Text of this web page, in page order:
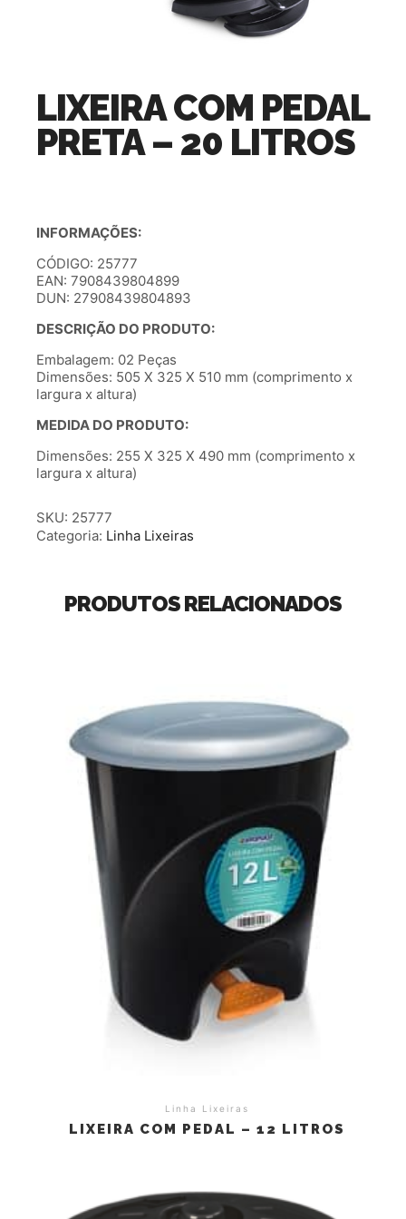
LIXEIRA COM PEDAL
PRETA – 20 LITROS
INFORMAÇÕES:
CÓDIGO: 25777
EAN: 7908439804899
DUN: 27908439804893
DESCRIÇÃO DO PRODUTO:
Embalagem: 02 Peças
Dimensões: 505 X 325 X 510 mm (comprimento x
largura x altura)
MEDIDA DO PRODUTO:
Dimensões: 255 X 325 X 490 mm (comprimento x
largura x altura)
SKU: 25777
Categoria: Linha Lixeiras
PRODUTOS RELACIONADOS
Linha Lixeiras
LIXEIRA COM PEDAL – 12 LITROS